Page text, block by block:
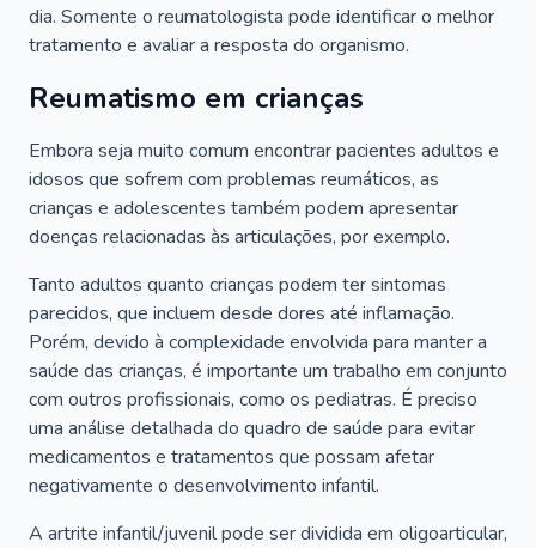
dia. Somente o reumatologista pode identificar o melhor
tratamento e avaliar a resposta do organismo.
Reumatismo em crianças
Embora seja muito comum encontrar pacientes adultos e
idosos que sofrem com problemas reumáticos, as
crianças e adolescentes também podem apresentar
doenças relacionadas às articulações, por exemplo.
Tanto adultos quanto crianças podem ter sintomas
parecidos, que incluem desde dores até inflamação.
Porém, devido à complexidade envolvida para manter a
saúde das crianças, é importante um trabalho em conjunto
com outros profissionais, como os pediatras. É preciso
uma análise detalhada do quadro de saúde para evitar
medicamentos e tratamentos que possam afetar
negativamente o desenvolvimento infantil.
A artrite infantil/juvenil pode ser dividida em oligoarticular,